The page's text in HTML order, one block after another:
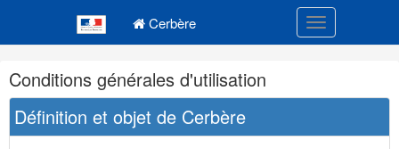
Cerbère Toggle
Navigation
et
outils
annexes
Conditions générales d'utilisation
Définition et objet de Cerbère